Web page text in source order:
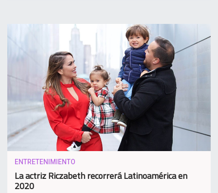
ENTRETENIMIENTO
La actriz Riczabeth recorrerá Latinoamérica en
2020